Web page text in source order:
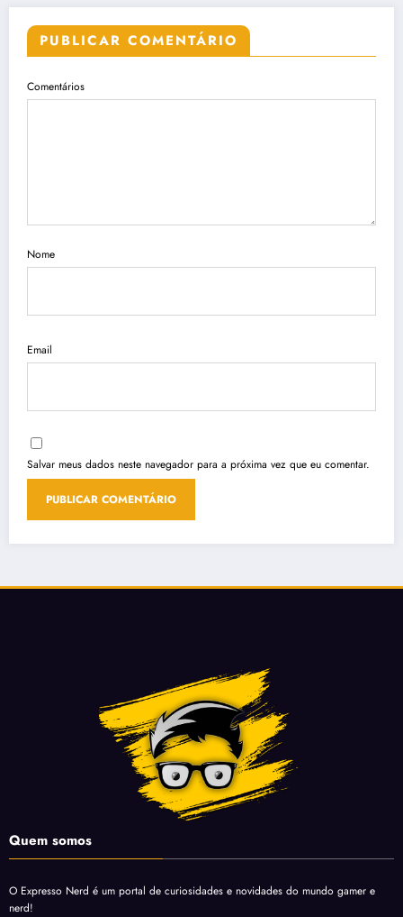
PUBLICAR COMENTÁRIO
Comentários
Nome
Email
Salvar meus dados neste navegador para a próxima vez que eu comentar.
Quem somos
O Expresso Nerd é um portal de curiosidades e novidades do mundo gamer e
nerd!